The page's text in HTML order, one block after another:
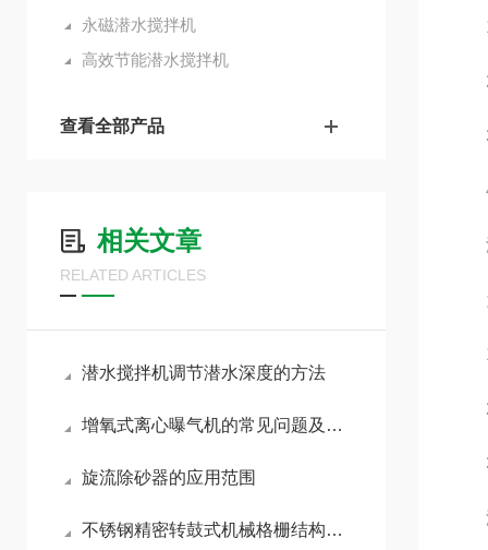
永磁潜水搅拌机
高效节能潜水搅拌机
查看全部产品
相关文章
RELATED ARTICLES
潜水搅拌机调节潜水深度的方法
增氧式离心曝气机的常见问题及解决方案
旋流除砂器的应用范围
不锈钢精密转鼓式机械格栅结构介绍
1.
2.
3.
4.
液
为
1.
2.
3.
液